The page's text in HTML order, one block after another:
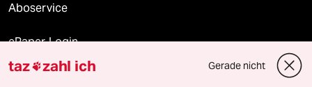
Aboservice
ePaper Login
Downloads für Abonnierende
taz zahl ich Gerade nicht